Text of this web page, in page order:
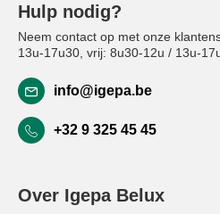
Hulp nodig?
Neem contact op met onze
13u-17u30, vrij: 8u30-12u / 13u-
info@igepa.be
+32 9 325 45 45
Over Igepa Belux